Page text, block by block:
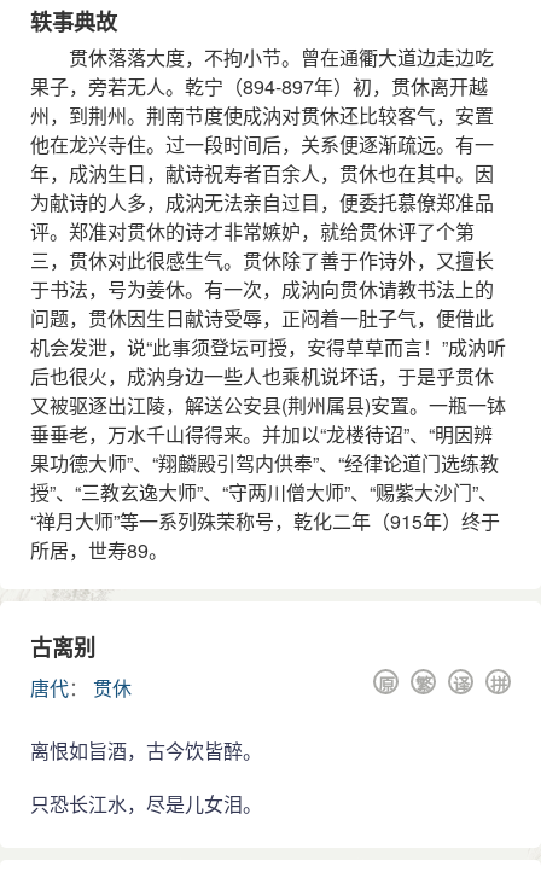
轶事典故
贯休落落大度，不拘小节。曾在通衢大道边走边吃
果子，旁若无人。乾宁（894-897年）初，贯休离开越
州，到荆州。荆南节度使成汭对贯休还比较客气，安置
他在龙兴寺住。过一段时间后，关系便逐渐疏远。有一
年，成汭生日，献诗祝寿者百余人，贯休也在其中。因
为献诗的人多，成汭无法亲自过目，便委托慕僚郑准品
评。郑准对贯休的诗才非常嫉妒，就给贯休评了个第
三，贯休对此很感生气。贯休除了善于作诗外，又擅长
于书法，号为姜休。有一次，成汭向贯休请教书法上的
问题，贯休因生日献诗受辱，正闷着一肚子气，便借此
机会发泄，说“此事须登坛可授，安得草草而言！”成汭听
后也很火，成汭身边一些人也乘机说坏话，于是乎贯休
又被驱逐出江陵，解送公安县(荆州属县)安置。一瓶一钵
垂垂老，万水千山得得来。并加以“龙楼待诏”、“明因辨
果功德大师”、“翔麟殿引驾内供奉”、“经律论道门选练教
授”、“三教玄逸大师”、“守两川僧大师”、“赐紫大沙门”、
“禅月大师”等一系列殊荣称号，乾化二年（915年）终于
所居，世寿89。
古离别
唐代： 贯休 拼
译
繁
原
离恨如旨酒，古今饮皆醉。
只恐长江水，尽是儿女泪。